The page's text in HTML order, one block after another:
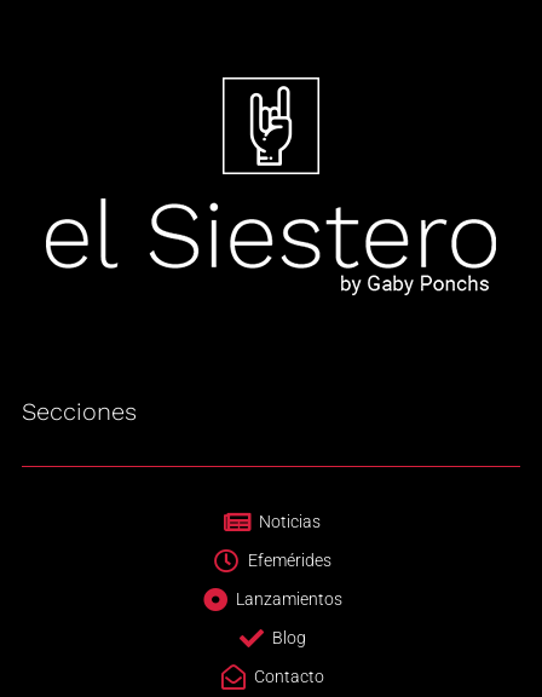
Secciones
Noticias
Efemérides
Lanzamientos
Blog
Contacto